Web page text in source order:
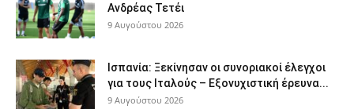
Ανδρέας Τετέι
9 Αυγούστου 2026
Ισπανία: Ξεκίνησαν οι συνοριακοί έλεγχοι
για τους Ιταλούς – Εξονυχιστική έρευνα...
9 Αυγούστου 2026